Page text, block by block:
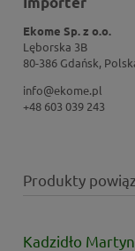
Ekome Sp. z o.o.
Lęborska 3B
80-386 Gdańsk,
info@ekome.pl
+48 603 039 243
Produkty
Kadzidło